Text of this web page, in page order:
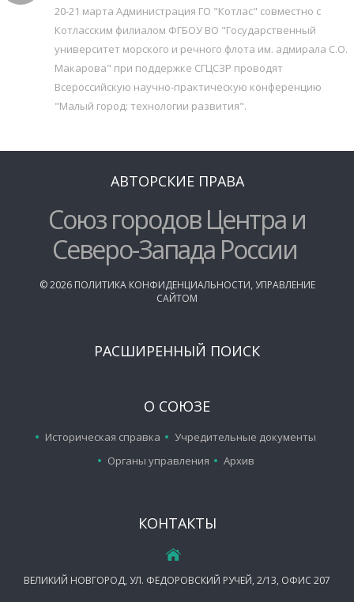
20-21 марта Администрация ГО "Котлас" совместно с
Котласским филиалом ФГБОУ ВО "Государственный
университет морского и речного флота им. адмирала С.О.
Макарова" при поддержке СГЦСЗР проводят
Всероссийскую научно-практическую конференцию
"Малый город: технологии развития".
АВТОРСКИЕ ПРАВА
Союз городов Центра и
Северо-Запада России
©2026 ПОЛИТИКА КОНФИДЕНЦИАЛЬНОСТИ, УПРАВЛЕНИЕ
САЙТОМ
РАСШИРЕННЫЙ ПОИСК
О СОЮЗЕ
Историческая справка
Учредительные документы
Органы управления
Архив
КОНТАКТЫ
ВЕЛИКИЙ НОВГОРОД, УЛ. ФЕДОРОВСКИЙ РУЧЕЙ, 2/13, ОФИС 207